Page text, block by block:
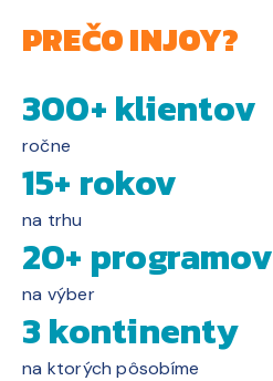
PREČO INJOY?
300+ klientov
ročne
15+ rokov
na trhu
20+ programov
na výber
3 kontinenty
na ktorých pôsobíme